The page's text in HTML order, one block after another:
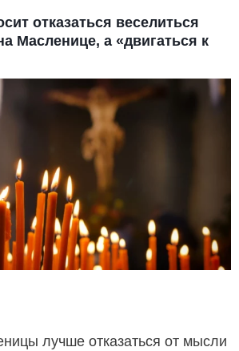
отказаться веселиться
Масленице, а «двигаться к
лучше отказаться от мысли